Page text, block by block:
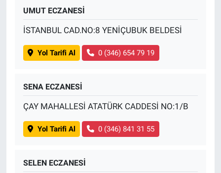
UMUT ECZANESİ
İSTANBUL CAD.NO:8 YENİÇUBUK BELDESİ
Yol Tarifi Al 0 (346) 654 79 19
SENA ECZANESİ
ÇAY MAHALLESİ ATATÜRK CADDESİ NO:1/B
Yol Tarifi Al 0 (346) 841 31 55
SELEN ECZANESİ